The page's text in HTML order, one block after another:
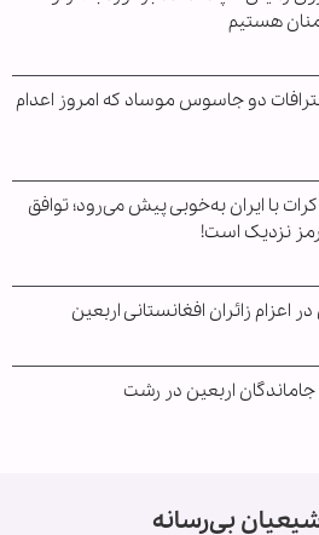
هستیم
دو جاسوس موساد که امروز اعدام
با ایران به‌خوبی پیش می‌رود؛ توافق
نزدیک است!
اعزام زائران افغانستانی اربعین
جاماندگان اربعین در رشت
بی‌رسانه